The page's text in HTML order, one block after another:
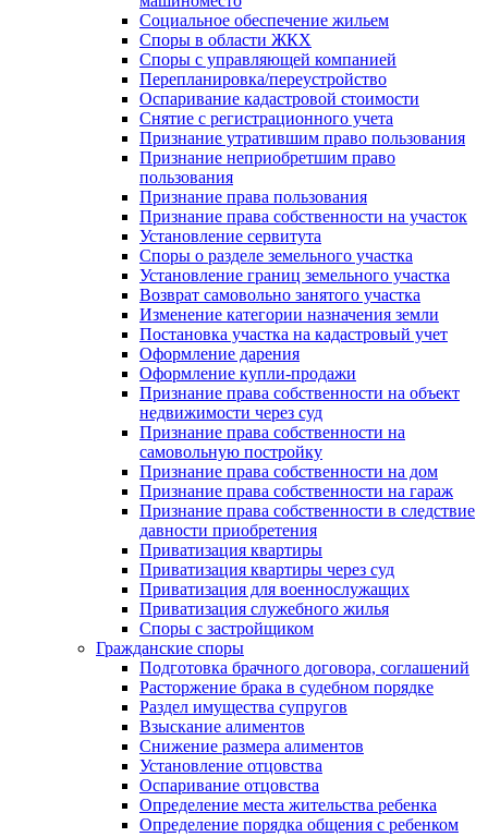
Социальное обеспечение жильем
Споры в области ЖКХ
Споры с управляющей компанией
Перепланировка/переустройство
Оспаривание кадастровой стоимости
Снятие с регистрационного учета
Признание утратившим право пользования
Признание неприобретшим право
пользования
Признание права пользования
Признание права собственности на участок
Установление сервитута
Споры о разделе земельного участка
Установление границ земельного участка
Возврат самовольно занятого участка
Изменение категории назначения земли
Постановка участка на кадастровый учет
Оформление дарения
Оформление купли-продажи
Признание права собственности на объект
недвижимости через суд
Признание права собственности на
самовольную постройку
Признание права собственности на дом
Признание права собственности на гараж
Признание права собственности в следствие
давности приобретения
Приватизация квартиры
Приватизация квартиры через суд
Приватизация для военнослужащих
Приватизация служебного жилья
Споры с застройщиком
Гражданские споры
Подготовка брачного договора, соглашений
Расторжение брака в судебном порядке
Раздел имущества супругов
Взыскание алиментов
Снижение размера алиментов
Установление отцовства
Оспаривание отцовства
Определение места жительства ребенка
Определение порядка общения с ребенком